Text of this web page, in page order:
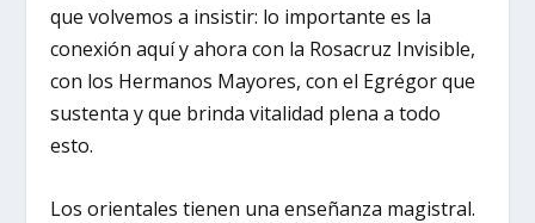
que volvemos a insistir: lo importante es la
conexión aquí y ahora con la Rosacruz Invisible,
con los Hermanos Mayores, con el Egrégor que
sustenta y que brinda vitalidad plena a todo
esto.
Los orientales tienen una enseñanza magistral.